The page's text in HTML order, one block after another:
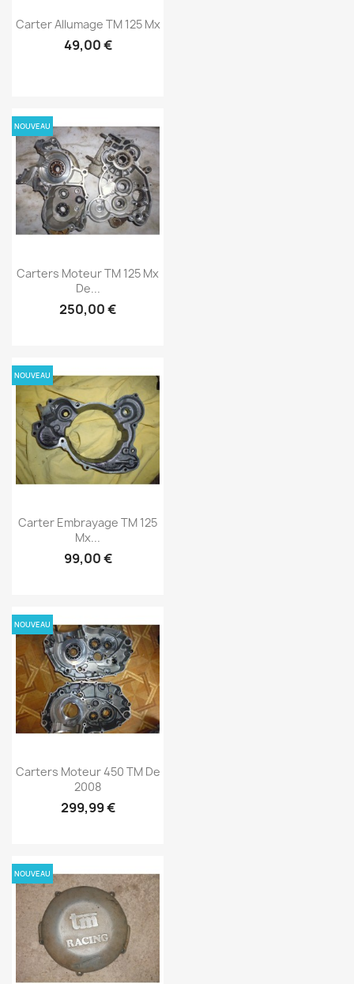
Carter Allumage TM 125 Mx
49,00 €
Carters Moteur TM 125 Mx
De...
250,00 €
NOUVEAU
Carter Embrayage TM 125
Mx...
99,00 €
NOUVEAU
Carters Moteur 450 TM De
2008
299,99 €
NOUVEAU
NOUVEAU